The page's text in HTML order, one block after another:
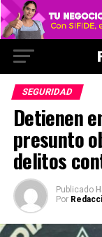
SEGURIDAD
Detienen
presunto
delitos
Publicado
Por